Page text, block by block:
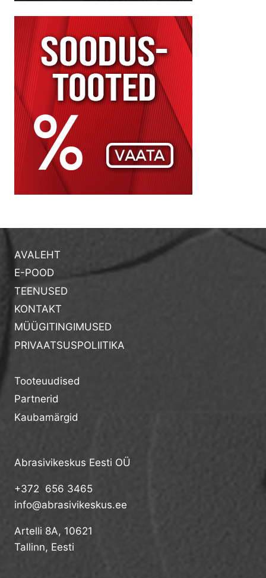
AVALEHT
E-POOD
TEENUSED
KONTAKT
MÜÜGITINGIMUSED
PRIVAATSUSPOLIITIKA
Tooteuudised
Partnerid
Kaubamärgid
Abrasivikeskus Eesti OÜ
+372 656 3465
info@abrasivikeskus.ee
Artelli 8A, 10621
Tallinn, Eesti